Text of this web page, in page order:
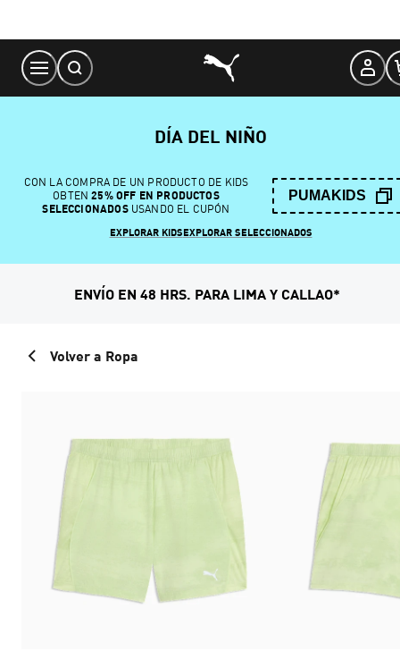
Content
DÍA DEL NIÑO
CON LA COMPRA DE UN PRODUCTO DE KIDS
OBTEN 25% OFF EN PRODUCTOS
SELECCIONADOSUSANDO EL CUPÓN
PUMAKIDS
EXPLORAR KIDSEXPLORAR SELECCIONADOS
ENVÍO EN 48 HRS. PARA LIMA Y CALLAO*
Volver a Ropa